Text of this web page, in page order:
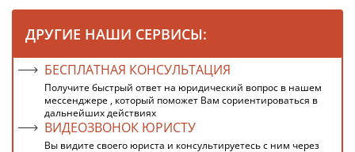
ДРУГИЕ НАШИ СЕРВИСЫ:
БЕСПЛАТНАЯ КОНСУЛЬТАЦИЯ
Получите быстрый ответ на юридический вопрос в нашем
мессенджере , который поможет Вам сориентироваться в
дальнейших действиях
ВИДЕОЗВОНОК ЮРИСТУ
Вы видите своего юриста и консультируетесь с ним через